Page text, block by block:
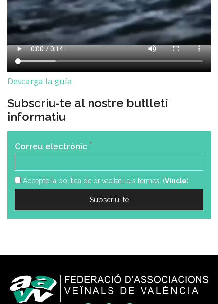
Descarga la guía
Subscriu-te al nostre butlletí
informatiu
Correu electrònic *
Accepte la política de privacitat i els termes. (Vincle)